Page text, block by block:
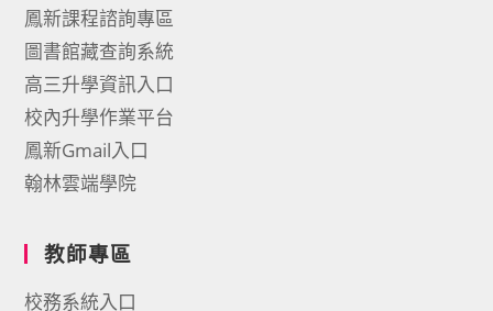
鳳新課程諮詢專區
圖書館藏查詢系統
高三升學資訊入口
校內升學作業平台
鳳新Gmail入口
翰林雲端學院
教師專區
校務系統入口